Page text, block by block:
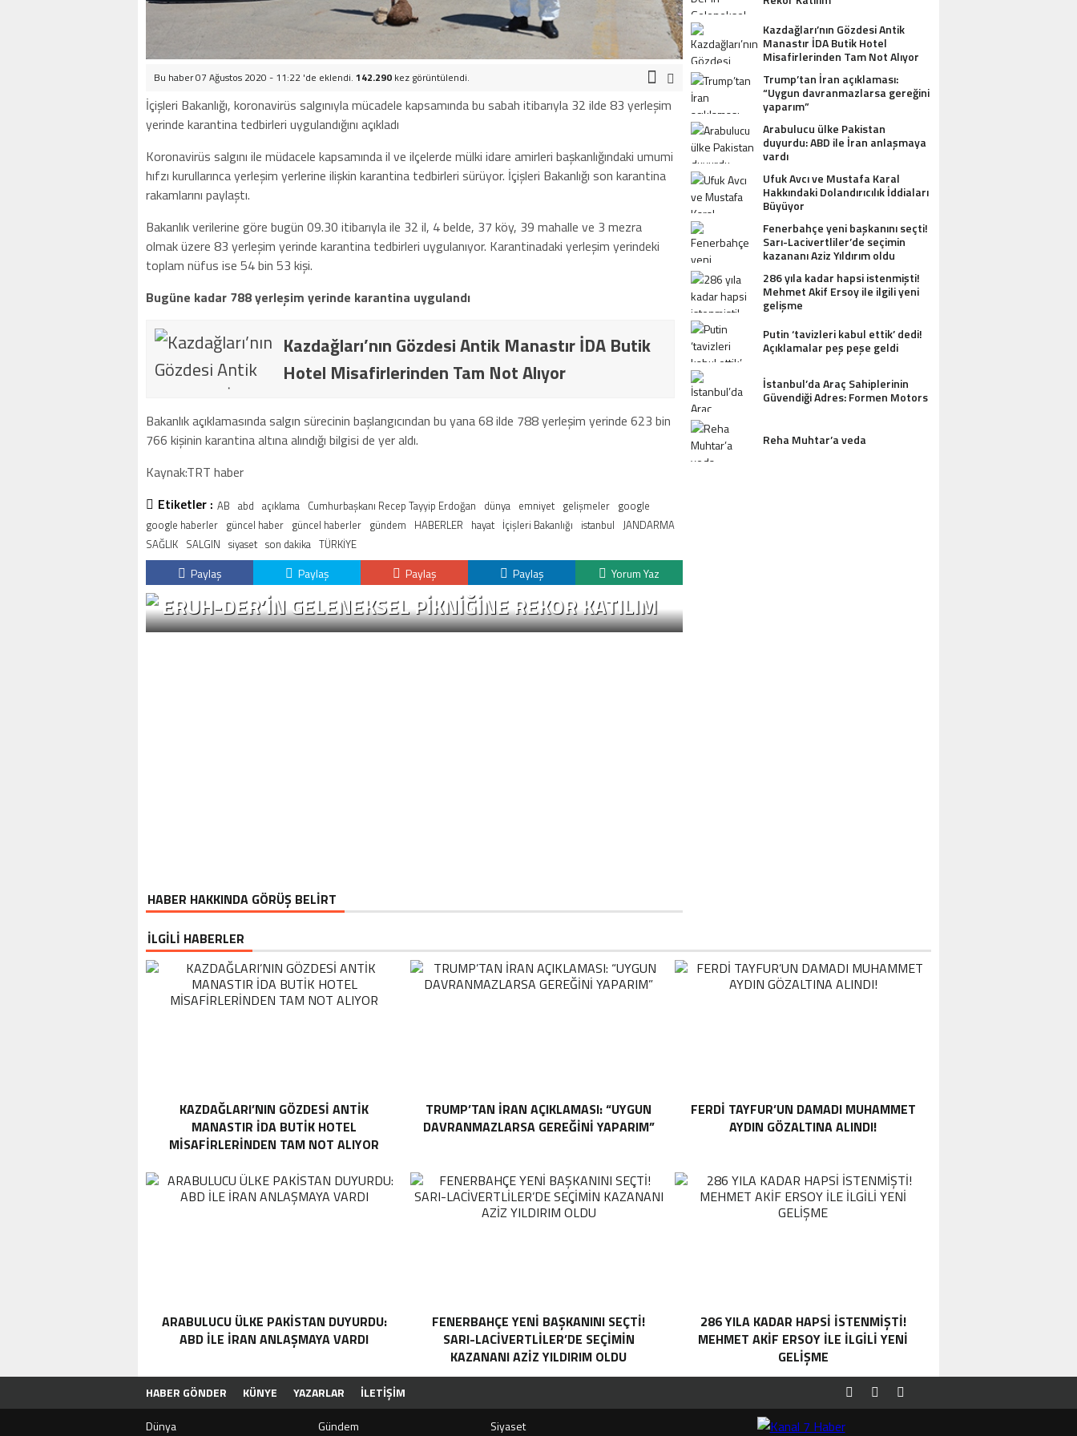
Bu haber 07 Ağustos 2020 - 11:22 'de eklendi. 142.290 kez görüntülendi.
İçişleri Bakanlığı, koronavirüs salgınıyla mücadele kapsamında bu sabah itibarıyla 32 ilde 83 yerleşim
yerinde karantina tedbirleri uygulandığını açıkladı
Koronavirüs salgını ile müdacele kapsamında il ve ilçelerde mülki idare amirleri başkanlığındaki umumi
hıfzı kurullarınca yerleşim yerlerine ilişkin karantina tedbirleri sürüyor. İçişleri Bakanlığı son karantina
rakamlarını paylaştı.
Bakanlık verilerine göre bugün 09.30 itibarıyla ile 32 il, 4 belde, 37 köy, 39 mahalle ve 3 mezra
olmak üzere 83 yerleşim yerinde karantina tedbirleri uygulanıyor. Karantinadaki yerleşim yerindeki
toplam nüfus ise 54 bin 53 kişi.
Bugüne kadar 788 yerleşim yerinde karantina uygulandı
Kazdağları’nın Gözdesi Antik Manastır İDA Butik
Hotel Misafirlerinden Tam Not Alıyor
Bakanlık açıklamasında salgın sürecinin başlangıcından bu yana 68 ilde 788 yerleşim yerinde 623 bin
766 kişinin karantina altına alındığı bilgisi de yer aldı.
Kaynak:TRT haber
Etiketler : AB abd açıklama Cumhurbaşkanı Recep Tayyip Erdoğan dünya emniyet gelişmeler google
google haberler güncel haber güncel haberler gündem HABERLER hayat İçişleri Bakanlığı istanbul JANDARMA
SAĞLIK SALGIN siyaset son dakika TÜRKİYE
Paylaş Paylaş Paylaş Paylaş Yorum Yaz
ERUH-DER’IN GELENEKSEL PIKNIĞINE REKOR KATILIM
HABER HAKKINDA GÖRÜŞ BELİRT
Kazdağları’nın Gözdesi Antik
Manastır İDA Butik Hotel
Misafirlerinden Tam Not Alıyor
Trump’tan İran açıklaması:
“Uygun davranmazlarsa gereğini
yaparım”
Arabulucu ülke Pakistan
duyurdu: ABD ile İran anlaşmaya
vardı
Ufuk Avcı ve Mustafa Karal
Hakkındaki Dolandırıcılık İddiaları
Büyüyor
Fenerbahçe yeni başkanını seçti!
Sarı-Lacivertliler’de seçimin
kazananı Aziz Yıldırım oldu
286 yıla kadar hapsi istenmişti!
Mehmet Akif Ersoy ile ilgili yeni
gelişme
Putin ‘tavizleri kabul ettik’ dedi!
Açıklamalar peş peşe geldi
İstanbul’da Araç Sahiplerinin
Güvendiği Adres: Formen Motors
Reha Muhtar’a veda
İLGİLİ HABERLER
KAZDAĞLARI’NIN GÖZDESI ANTIK
MANASTIR İDA BUTIK HOTEL
MISAFIRLERINDEN TAM NOT ALIYOR
TRUMP’TAN İRAN AÇIKLAMASI: “UYGUN
DAVRANMAZLARSA GEREĞINI YAPARIM”
FERDI TAYFUR’UN DAMADI MUHAMMET
AYDIN GÖZALTINA ALINDI!
ARABULUCU ÜLKE PAKISTAN DUYURDU:
ABD ILE İRAN ANLAŞMAYA VARDI
FENERBAHÇE YENI BAŞKANINI SEÇTI!
SARI-LACIVERTLILER’DE SEÇIMIN
KAZANANI AZIZ YILDIRIM OLDU
286 YILA KADAR HAPSI ISTENMIŞTI!
MEHMET AKIF ERSOY ILE ILGILI YENI
GELIŞME
HABER GÖNDER KÜNYE YAZARLAR
İLETIŞIM
Dünya
Gündem Siyaset